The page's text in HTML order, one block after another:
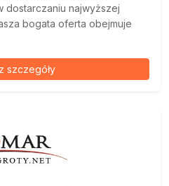
dostarczaniu najwyższej
bogata oferta obejmuje
szczegóły